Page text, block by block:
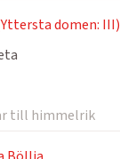
domen: III)
till himmelrik